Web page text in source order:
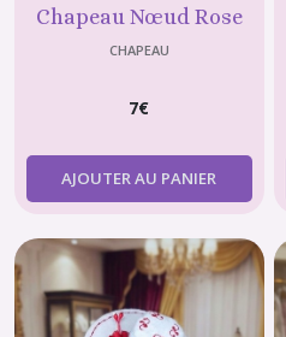
Chapeau Nœud Rose
pour Poupée type Barbie
CHAPEAU
7€
AJOUTER AU PANIER